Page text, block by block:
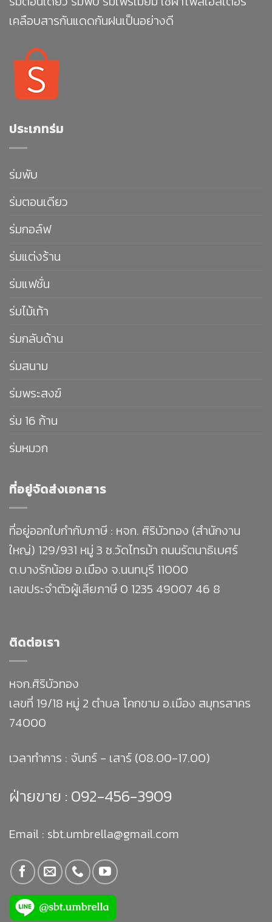
เคลือบสารกันแดดกันฝนเป็นอย่างดี
ประเภทร่ม
ร่มพับ
ร่มตอนเดียว
ร่มกอล์ฟ
ร่มแต่งร้าน
ร่มแฟชั่น
ร่มไม้เท้า
ร่มกลับด้าน
ร่มสนาม
ร่มพระสงฆ์
ร่ม 16 ก้าน
ร่มหมวก
ที่อยู่จัดส่งเอกสาร
ที่อยู่ออกใบกำกับภาษี : หจก. ศิริบัวทอง (สำนักงาน
ใหญ่) 129/931 หมู่ 3 ซ.วัดไทรม้า ถนนรัตนาธิเบศร์
ต.บางรักน้อย อ.เมือง จ.นนทบุรี 11000
เลขประจำตัวผู้เสียภาษี 0 1235 49007 46 8
ติดต่อเรา
หจก.ศิริบัวทอง
เลขที่ 19/18 หมู่ 2 ตำบล โคกขาม อ.เมือง สมุทรสาคร
74000
เวลาทำการ : จันทร์ - เสาร์ (08.00-17.00)
ฝ่ายขาย : 092-456-3909
Email : sbt.umbrella@gmail.com